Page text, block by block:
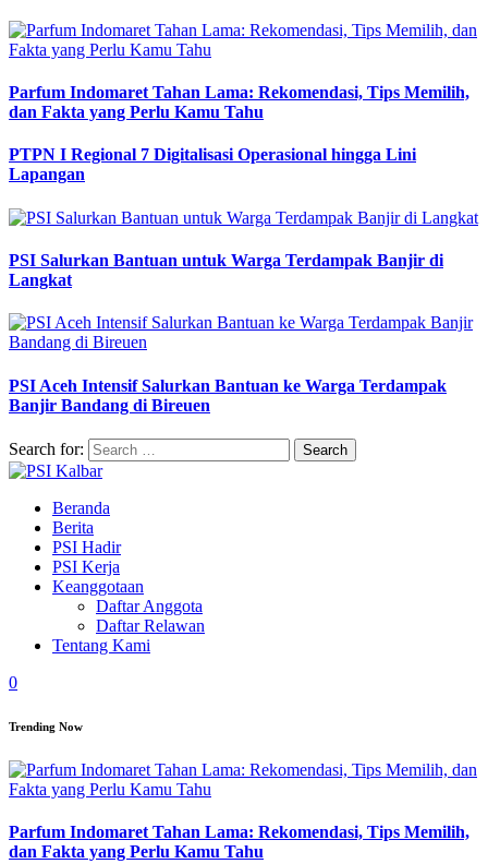
Parfum Indomaret Tahan Lama: Rekomendasi, Tips Memilih,
dan Fakta yang Perlu Kamu Tahu
PTPN I Regional 7 Digitalisasi Operasional hingga Lini
Lapangan
PSI Salurkan Bantuan untuk Warga Terdampak Banjir di
Langkat
PSI Aceh Intensif Salurkan Bantuan ke Warga Terdampak
Banjir Bandang di Bireuen
Search for:
Beranda
Berita
PSI Hadir
PSI Kerja
Keanggotaan
Daftar Anggota
Daftar Relawan
Tentang Kami
0
Trending Now
Parfum Indomaret Tahan Lama: Rekomendasi, Tips Memilih,
dan Fakta yang Perlu Kamu Tahu